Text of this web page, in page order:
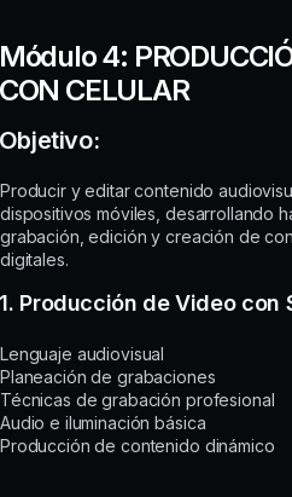
4:
CELULAR
Producir y editar contenido
dispositivos móviles, desarrollando
grabación, edición y creación de
digitales.
1. Producción de Video con
Lenguaje audiovisual
Planeación de grabaciones
Técnicas de grabación profesional
Audio e iluminación básica
Producción de contenido dinámico